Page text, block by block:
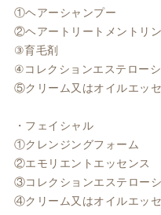
①ヘアーシャンプー
②ヘアートリートメントリ
③育毛剤
④コレクションエステロー
⑤クリーム又はオイルエッ
・フェイシャル
①クレンジングフォーム
②エモリエントエッセンス
③コレクションエステロー
④クリーム又はオイルエッ